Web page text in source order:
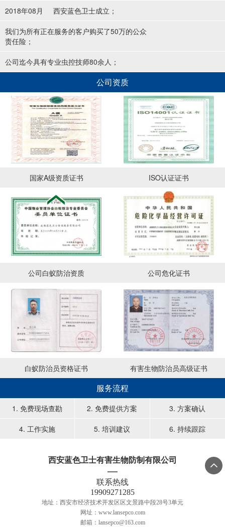
2018年08月 西安蓝色卫士成立；
我们为所有正在服务的客户购买了50万的公众
责任险；
公司迄今具有专业虫控技师80余人；
公司资质
国家A级资质证书 ISO认证证书
公司白蚁防治资质 公司危化证书
白蚁防治员资格证书 有害生物防治员高级证书
服务流程
1. 免费现场查勘 2. 免费提供方案 3. 方案确认
4. 工作实施 5. 培训建议 6. 持续跟踪
西安蓝色卫士有害生物防制有限公司
联系热线
19909271285
地址：西安市经济技术开发区区文景路中段28号3单元
网址：www.lansepco.com
邮箱：lansepco@163.com
